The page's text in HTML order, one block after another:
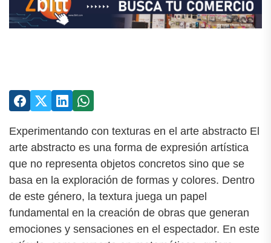
Experimentando con texturas en el arte abstracto El
arte abstracto es una forma de expresión artística
que no representa objetos concretos sino que se
basa en la exploración de formas y colores. Dentro
de este género, la textura juega un papel
fundamental en la creación de obras que generan
emociones y sensaciones en el espectador. En este